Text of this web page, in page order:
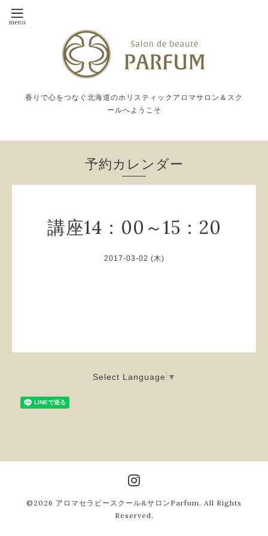
香りで心をつなぐ北海道のホリスティックアロマサロン＆スク
ールへようこそ
予約カレンダー
講座14：00～15：20
2017-03-02 (木)
Select Language ▼
©2026 アロマセラピースクール&サロンParfum . All Rights
Reserved.